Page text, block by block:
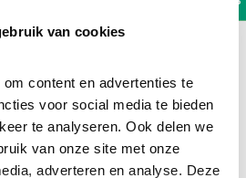
van cookies
content en advertenties te
voor social media te bieden
te analyseren. Ook delen we
van onze site met onze
adverteren en analyse. Deze